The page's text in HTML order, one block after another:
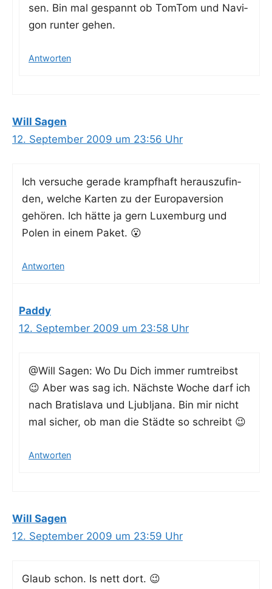
sen. Bin mal gespannt ob Tom­Tom und Navi­
gon run­ter gehen.
Antworten
Will Sagen
12. September 2009 um 23:56 Uhr
Ich ver­su­che gera­de krampf­haft her­aus­zu­fin­
den, wel­che Kar­ten zu der Euro­pa­ver­si­on
gehö­ren. Ich hät­te ja gern Luxem­burg und
Polen in einem Paket. 😮
Antworten
Paddy
12. September 2009 um 23:58 Uhr
@Will Sagen: Wo Du Dich immer rum­treibst
😉 Aber was sag ich. Nächs­te Woche darf ich
nach Bra­tis­la­va und Ljublja­na. Bin mir nicht
mal sicher, ob man die Städ­te so schreibt 😉
Antworten
Will Sagen
12. September 2009 um 23:59 Uhr
Glaub schon. Is nett dort. 😉